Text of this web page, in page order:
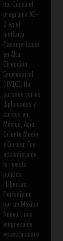
na. Cursó el
programa AD-
2 en el
Instituto
Panamericano
en Alta
Dirección
Empresarial
(IPADE). Ha
cursado varios
diplomados y
cursos en
México, Asia,
Oriente Medio
y Europa. Fue
accionista de
la revista
política
“Libertas,
Periodismo
por un México
Nuevo”, una
empresa de
espectaculare